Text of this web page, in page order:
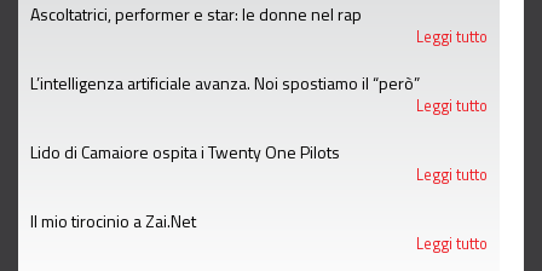
Ascoltatrici, performer e star: le donne nel rap
Leggi tutto
L’intelligenza artificiale avanza. Noi spostiamo il “però”
Leggi tutto
Lido di Camaiore ospita i Twenty One Pilots
Leggi tutto
Il mio tirocinio a Zai.Net
Leggi tutto